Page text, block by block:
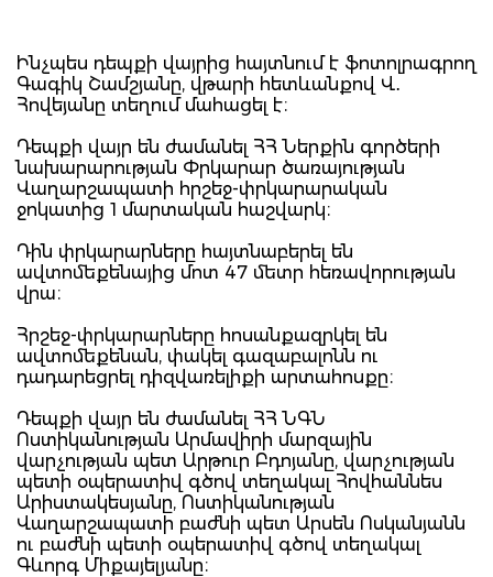
Ինչպես դեպքի վայրից հայտնում է ֆոտոլրագրող
Գագիկ Շամշյանը, վթարի հետևանքով Վ․
Հովեյանը տեղում մահացել է։
Դեպքի վայր են ժամանել ՀՀ Ներքին գործերի
նախարարության Փրկարար ծառայության
Վաղարշապատի հրշեջ-փրկարարական
ջոկատից 1 մարտական հաշվարկ։
Դին փրկարարները հայտնաբերել են
ավտոմեքենայից մոտ 47 մետր հեռավորության
վրա։
Հրշեջ-փրկարարները հոսանքազրկել են
ավտոմեքենան, փակել գազաբալոնն ու
դադարեցրել դիզվառելիքի արտահոսքը։
Դեպքի վայր են ժամանել ՀՀ ՆԳՆ
Ոստիկանության Արմավիրի մարզային
վարչության պետ Արթուր Բդոյանը, վարչության
պետի օպերատիվ գծով տեղակալ Հովհաննես
Արիստակեսյանը, Ոստիկանության
Վաղարշապատի բաժնի պետ Արսեն Ոսկանյանն
ու բաժնի պետի օպերատիվ գծով տեղակալ
Գևորգ Միքայելյանը։